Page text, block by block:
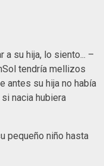
a su hija, lo siento... –
tendría mellizos
antes su hija no había
nacia hubiera
pequeño niño hasta